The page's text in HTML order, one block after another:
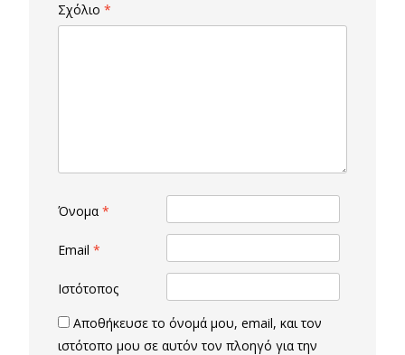
Σχόλιο *
Όνομα *
Email *
Ιστότοπος
Αποθήκευσε το όνομά μου, email, και τον
ιστότοπο μου σε αυτόν τον πλοηγό για την